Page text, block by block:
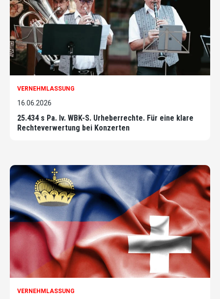
VERNEHMLASSUNG
16.06.2026
25.434 s Pa. Iv. WBK-S. Urheberrechte. Für eine klare
Rechteverwertung bei Konzerten
VERNEHMLASSUNG